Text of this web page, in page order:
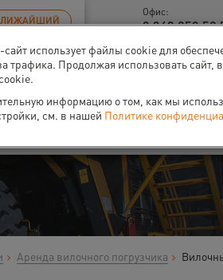
Офис:
8 343 253 52
О нас
Аренда вилочного погрузчика
сайт использует файлы cookie для
трафика. Продолжая использовать сайт,
информацию о том, как мы
см. в нашей Политике